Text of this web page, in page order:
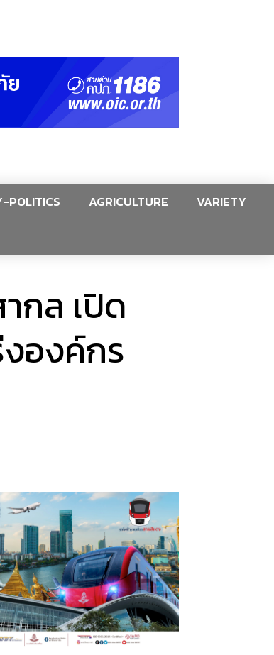
POLITICS AGRICULTURE
VARIETY
กล เปิด
องค์กร